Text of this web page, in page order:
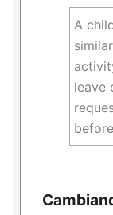
A
leave